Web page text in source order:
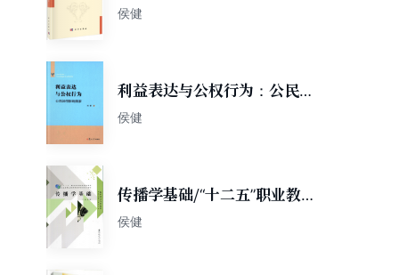
而行之：《中庸》英译研究
侯健
利益表达与公权行为：公民如
何影响国家
侯健
传播学基础/“十二五”职业教育
国家规划教材
侯健